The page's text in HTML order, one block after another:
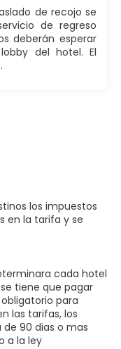
de recojo se
de regreso
deberán esperar
del hotel. El
los impuestos
en la tarifa y se
cada hotel
tiene que pagar
para
las tarifas, los
90 dias o mas
a la ley